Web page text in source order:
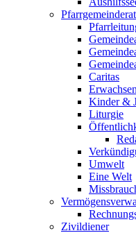
Pfarrgemeinderat
Caritas
Kinder &
Liturgie
Umwelt
Eine Welt
Zivildiener